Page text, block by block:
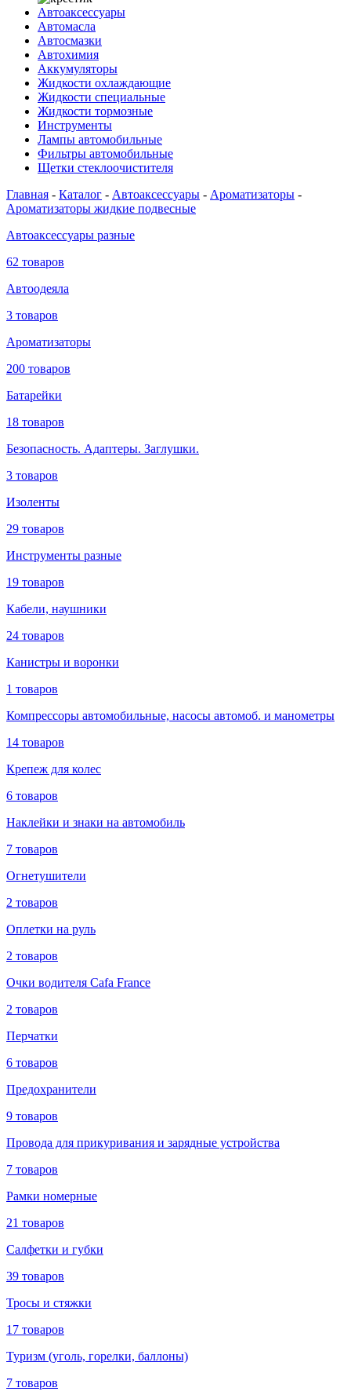
Автоаксессуары
Автомасла
Автосмазки
Автохимия
Аккумуляторы
Жидкости охлаждающие
Жидкости специальные
Жидкости тормозные
Инструменты
Лампы автомобильные
Фильтры автомобильные
Щетки стеклоочистителя
Главная - Каталог - Автоаксессуары - Ароматизаторы -
Ароматизаторы жидкие подвесные
Автоаксессуары разные
62 товаров
Автоодеяла
3 товаров
Ароматизаторы
200 товаров
Батарейки
18 товаров
Безопасность. Адаптеры. Заглушки.
3 товаров
Изоленты
29 товаров
Инструменты разные
19 товаров
Кабели, наушники
24 товаров
Канистры и воронки
1 товаров
Компрессоры автомобильные, насосы автомоб. и манометры
14 товаров
Крепеж для колес
6 товаров
Наклейки и знаки на автомобиль
7 товаров
Огнетушители
2 товаров
Оплетки на руль
2 товаров
Очки водителя Cafa France
2 товаров
Перчатки
6 товаров
Предохранители
9 товаров
Провода для прикуривания и зарядные устройства
7 товаров
Рамки номерные
21 товаров
Салфетки и губки
39 товаров
Тросы и стяжки
17 товаров
Туризм (уголь, горелки, баллоны)
7 товаров